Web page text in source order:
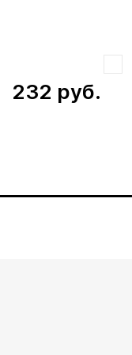
232 руб.